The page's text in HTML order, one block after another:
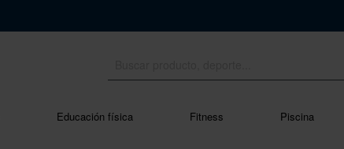
Educación física Fitness Piscina